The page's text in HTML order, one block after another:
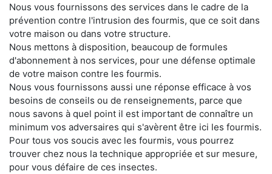
Nous vous fournissons des services dans le cadre de la
prévention contre l'intrusion des fourmis, que ce soit dans
votre maison ou dans votre structure.
Nous mettons à disposition, beaucoup de formules
d'abonnement à nos services, pour une défense optimale
de votre maison contre les fourmis.
Nous vous fournissons aussi une réponse efficace à vos
besoins de conseils ou de renseignements, parce que
nous savons à quel point il est important de connaître un
minimum vos adversaires qui s'avèrent être ici les fourmis.
Pour tous vos soucis avec les fourmis, vous pourrez
trouver chez nous la technique appropriée et sur mesure,
pour vous défaire de ces insectes.